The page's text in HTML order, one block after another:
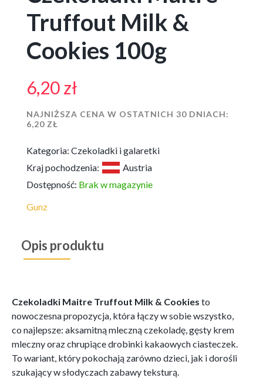
Truffout Milk &
Cookies 100g
6,20zł
NAJNIŻSZA CENA W OSTATNICH 30 DNIACH:
6,20 ZŁ
Kategoria: Czekoladki i galaretki
Kraj pochodzenia:
Austria
Dostępność: Brak w magazynie
Gunz
Opis produktu
Czekoladki Maitre Truffout Milk & Cookies to
nowoczesna propozycja, która łączy w sobie wszystko,
co najlepsze: aksamitną mleczną czekoladę, gęsty krem
mleczny oraz chrupiące drobinki kakaowych ciasteczek.
To wariant, który pokochają zarówno dzieci, jak i dorośli
szukający w słodyczach zabawy teksturą.